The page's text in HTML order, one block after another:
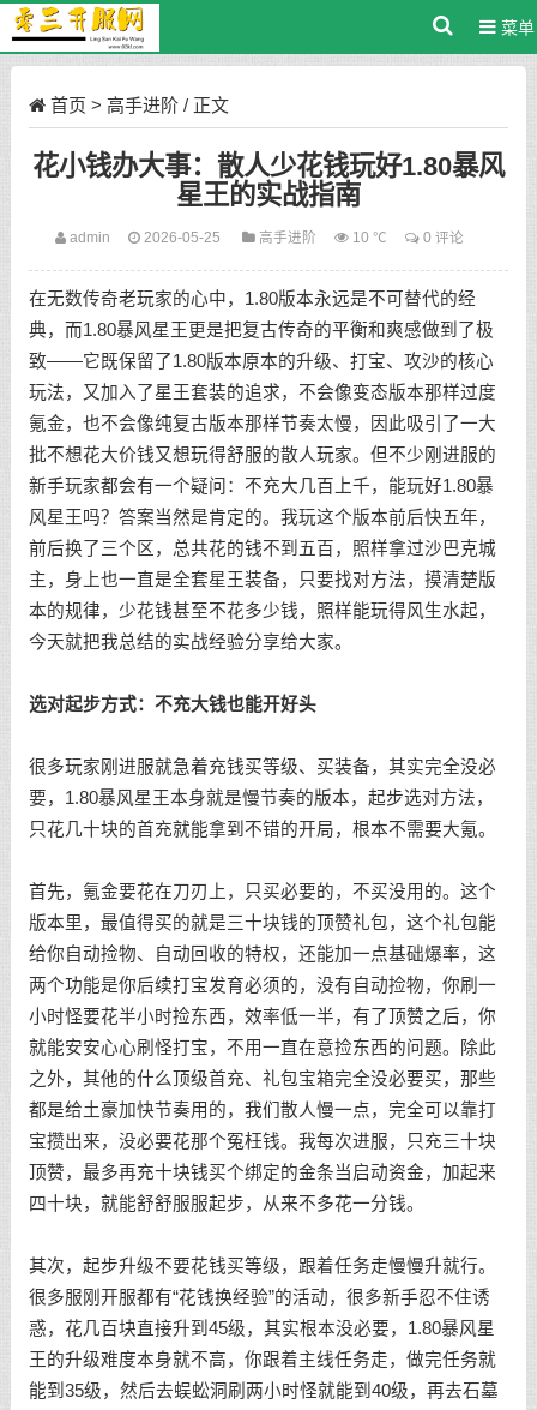
菜单
首页 > 高手进阶/ 正文
花小钱办大事：散人少花钱玩好1.80暴风
星王的实战指南
admin 2026-05-25 高手进阶 10 ℃ 0 评论
在无数传奇老玩家的心中，1.80版本永远是不可替代的经
典，而1.80暴风星王更是把复古传奇的平衡和爽感做到了极
致——它既保留了1.80版本原本的升级、打宝、攻沙的核心
玩法，又加入了星王套装的追求，不会像变态版本那样过度
氪金，也不会像纯复古版本那样节奏太慢，因此吸引了一大
批不想花大价钱又想玩得舒服的散人玩家。但不少刚进服的
新手玩家都会有一个疑问：不充大几百上千，能玩好1.80暴
风星王吗？答案当然是肯定的。我玩这个版本前后快五年，
前后换了三个区，总共花的钱不到五百，照样拿过沙巴克城
主，身上也一直是全套星王装备，只要找对方法，摸清楚版
本的规律，少花钱甚至不花多少钱，照样能玩得风生水起，
今天就把我总结的实战经验分享给大家。
选对起步方式：不充大钱也能开好头
很多玩家刚进服就急着充钱买等级、买装备，其实完全没必
要，1.80暴风星王本身就是慢节奏的版本，起步选对方法，
只花几十块的首充就能拿到不错的开局，根本不需要大氪。
首先，氪金要花在刀刃上，只买必要的，不买没用的。这个
版本里，最值得买的就是三十块钱的顶赞礼包，这个礼包能
给你自动捡物、自动回收的特权，还能加一点基础爆率，这
两个功能是你后续打宝发育必须的，没有自动捡物，你刷一
小时怪要花半小时捡东西，效率低一半，有了顶赞之后，你
就能安安心心刷怪打宝，不用一直在意捡东西的问题。除此
之外，其他的什么顶级首充、礼包宝箱完全没必要买，那些
都是给土豪加快节奏用的，我们散人慢一点，完全可以靠打
宝攒出来，没必要花那个冤枉钱。我每次进服，只充三十块
顶赞，最多再充十块钱买个绑定的金条当启动资金，加起来
四十块，就能舒舒服服起步，从来不多花一分钱。
其次，起步升级不要花钱买等级，跟着任务走慢慢升就行。
很多服刚开服都有“花钱换经验”的活动，很多新手忍不住诱
惑，花几百块直接升到45级，其实根本没必要，1.80暴风星
王的升级难度本身就不高，你跟着主线任务走，做完任务就
能到35级，然后去蜈蚣洞刷两小时怪就能到40级，再去石墓